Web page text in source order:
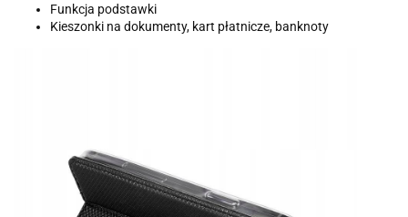
Funkcja podstawki
Kieszonki na dokumenty, kart płatnicze, banknoty